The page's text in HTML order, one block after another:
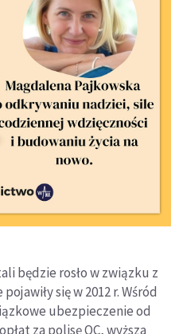
będzie rosło w związku z
się w 2012 r. Wśród
ubezpieczenie od
za polisę OC, wyższa